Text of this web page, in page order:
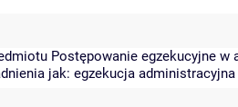
Postępowanie egzekucyjne
jak: egzekucja